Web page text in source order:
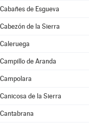
Cabañes de Esgueva
Cabezón de la Sierra
Caleruega
Campillo de Aranda
Campolara
Canicosa de la Sierra
Cantabrana